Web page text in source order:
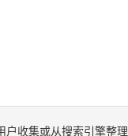
收集或从搜索引擎整